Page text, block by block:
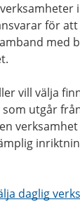
för
med
vill välja
som utgår
daglig